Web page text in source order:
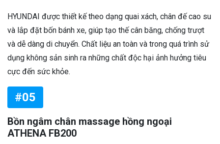
HYUNDAI được thiết kế theo dạng quai xách, chân đế cao su
và lắp đặt bốn bánh xe, giúp tạo thế cân băng, chống trượt
và dễ dàng di chuyển. Chất liệu an toàn và trong quá trình sử
dụng không sản sinh ra những chất độc hại ảnh hưởng tiêu
cực đến sức khỏe.
#05
Bồn ngâm chân massage hồng ngoại
ATHENA FB200